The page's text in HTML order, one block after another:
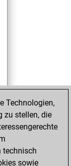
Technologien,
zu stellen, die
technisch
sowie